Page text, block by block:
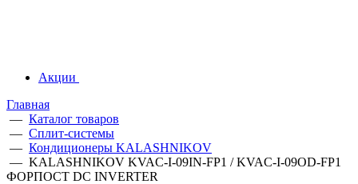
Акции
Главная
— Каталог товаров
— Сплит-системы
— Кондиционеры KALASHNIKOV
— KALASHNIKOV KVAC-I-09IN-FP1 / KVAC-I-09OD-FP1
ФОРПОСТ DC INVERTER